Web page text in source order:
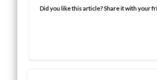
Did you like this article? Share it with your